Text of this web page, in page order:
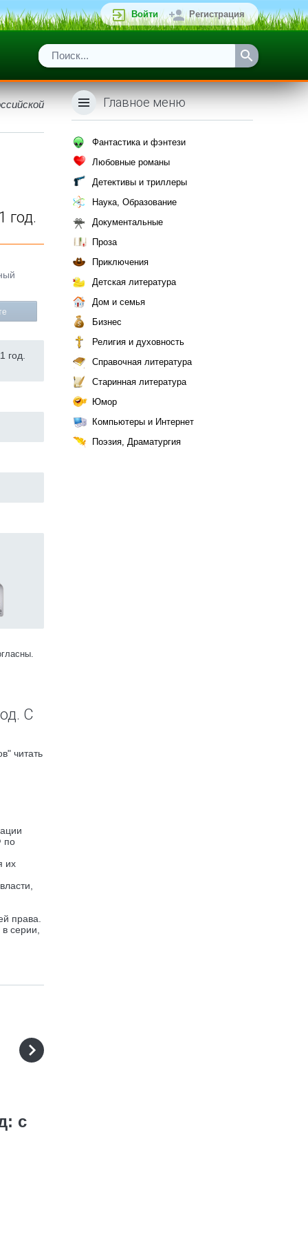
Войти Регистрация
год.
год.
С
читать
по
их
права.
серии,
с
Главное меню
Фантастика и фэнтези
Любовные романы
Детективы и триллеры
Наука, Образование
Документальные
Проза
Приключения
Детская литература
Дом и семья
Бизнес
Религия и духовность
Справочная литература
Старинная литература
Юмор
Компьютеры и Интернет
Поэзия, Драматургия